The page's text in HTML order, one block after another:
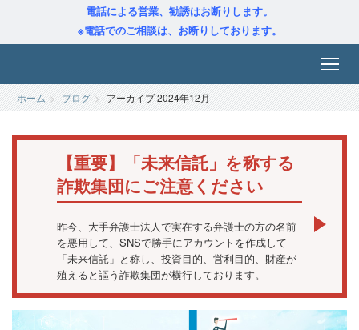
電話による営業、勧誘はお断りします。
※電話でのご相談は、お断りしております。
ホーム ブログ アーカイブ 2024年12月
【重要】「未来信託」を称する
詐欺集団にご注意ください
昨今、大手弁護士法人で実在する弁護士の方の名前
を悪用して、SNSで勝手にアカウントを作成して
「未来信託」と称し、投資目的、営利目的、財産が
殖えると謳う詐欺集団が横行しております。